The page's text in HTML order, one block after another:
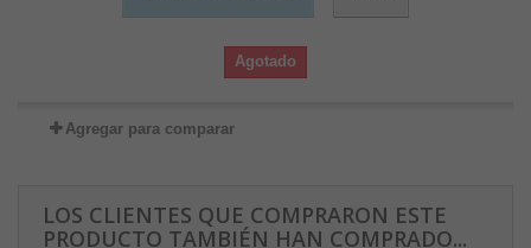
Agotado
Agregar para comparar
LOS CLIENTES QUE COMPRARON ESTE
PRODUCTO TAMBIÉN HAN COMPRADO...